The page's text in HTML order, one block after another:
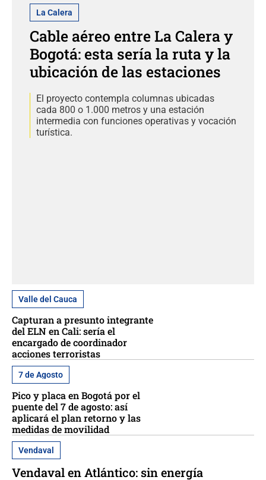
La Calera
Cable aéreo entre La Calera y
Bogotá: esta sería la ruta y la
ubicación de las estaciones
El proyecto contempla columnas ubicadas
cada 800 o 1.000 metros y una estación
intermedia con funciones operativas y vocación
turística.
Valle del Cauca
Capturan a presunto integrante
del ELN en Cali: sería el
encargado de coordinador
acciones terroristas
7 de Agosto
Pico y placa en Bogotá por el
puente del 7 de agosto: así
aplicará el plan retorno y las
medidas de movilidad
Vendaval
Vendaval en Atlántico: sin energía